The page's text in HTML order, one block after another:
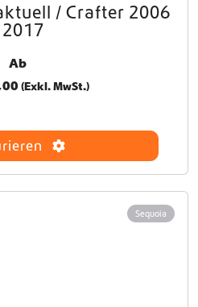
/ Crafter 2006
Ab
(Exkl. MwSt.)
Sequoia